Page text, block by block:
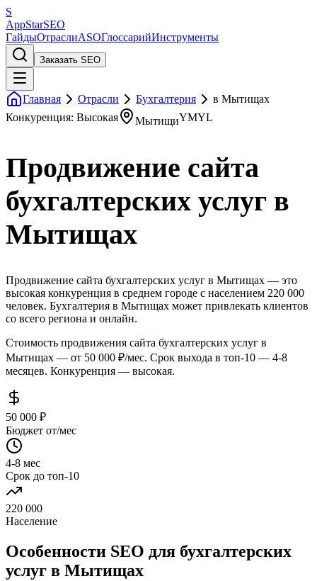
S
AppStarSEO
ГайдыОтраслиASOГлоссарийИнструменты
Заказать SEO
Главная Отрасли Бухгалтерия
в Мытищах
Конкуренция: Высокая
МытищиYMYL
Продвижение сайта
бухгалтерских услуг в
Мытищах
Продвижение сайта бухгалтерских услуг в Мытищах — это
высокая конкуренция в среднем городе с населением 220 000
человек. Бухгалтерия в Мытищах может привлекать клиентов
со всего региона и онлайн.
Стоимость продвижения сайта бухгалтерских услуг в
Мытищах — от 50 000 ₽/мес. Срок выхода в топ-10 — 4-8
месяцев. Конкуренция — высокая.
50 000 ₽
Бюджет от/мес
4-8 мес
Срок до топ-10
220 000
Население
Особенности SEO для бухгалтерских
услуг в Мытищах